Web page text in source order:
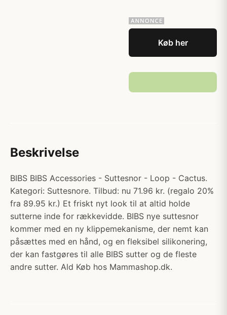
Køb her
Beskrivelse
BIBS BIBS Accessories - Suttesnor - Loop - Cactus.
Kategori: Suttesnore. Tilbud: nu 71.96 kr. (regalo 20%
fra 89.95 kr.) Et friskt nyt look til at altid holde
sutterne inde for rækkevidde. BIBS nye suttesnor
kommer med en ny klippemekanisme, der nemt kan
påsættes med en hånd, og en fleksibel silikonering,
der kan fastgøres til alle BIBS sutter og de fleste
andre sutter. Ald Køb hos Mammashop.dk.